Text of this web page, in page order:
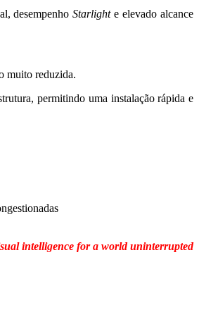
desempenhoStarlighte elevado alcance
muito reduzida.
permitindo uma instalação rápida e
intelligence for a world uninterrupted